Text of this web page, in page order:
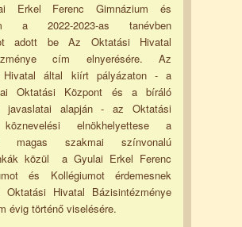
Erkel Ferenc Gimnázium és
a 2022-2023-as tanévben
adott be Az Oktatási Hivatal
cím elnyerésére. Az
Hivatal által kiírt pályázaton - a
Oktatási Központ és a bíráló
javaslatai alapján - az Oktatási
elnökhelyettese a
magas szakmai színvonalú
közül a Gyulai Erkel Ferenc
és Kollégiumot érdemesnek
Hivatal Bázisintézménye
évig történő viselésére.